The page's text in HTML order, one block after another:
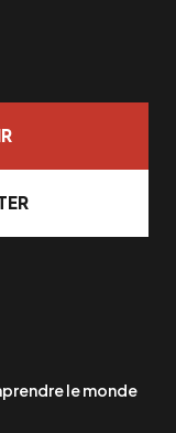
le monde